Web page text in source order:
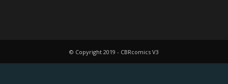
© Copyright 2019 - CBRcomics V3